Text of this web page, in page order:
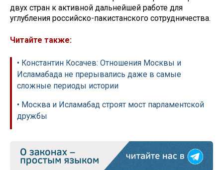
двух стран к активной дальнейшей работе для
углубления российско-пакистанского сотрудничества.
Читайте также:
• Константин Косачев: Отношения Москвы и
Исламабада не прерывались даже в самые
сложные периоды истории
• Москва и Исламабад строят мост парламентской
дружбы